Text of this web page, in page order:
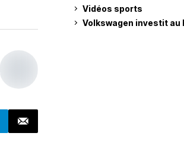
Vidéos sports
Volkswagen investit au